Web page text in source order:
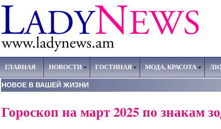
ГЛАВНАЯ НОВОСТИ ГОСТИНАЯ МОДА, КРАСОТА
НОВОЕ В ВАШЕЙ ЖИЗНИ
Гороскоп на март 2025 по знакам